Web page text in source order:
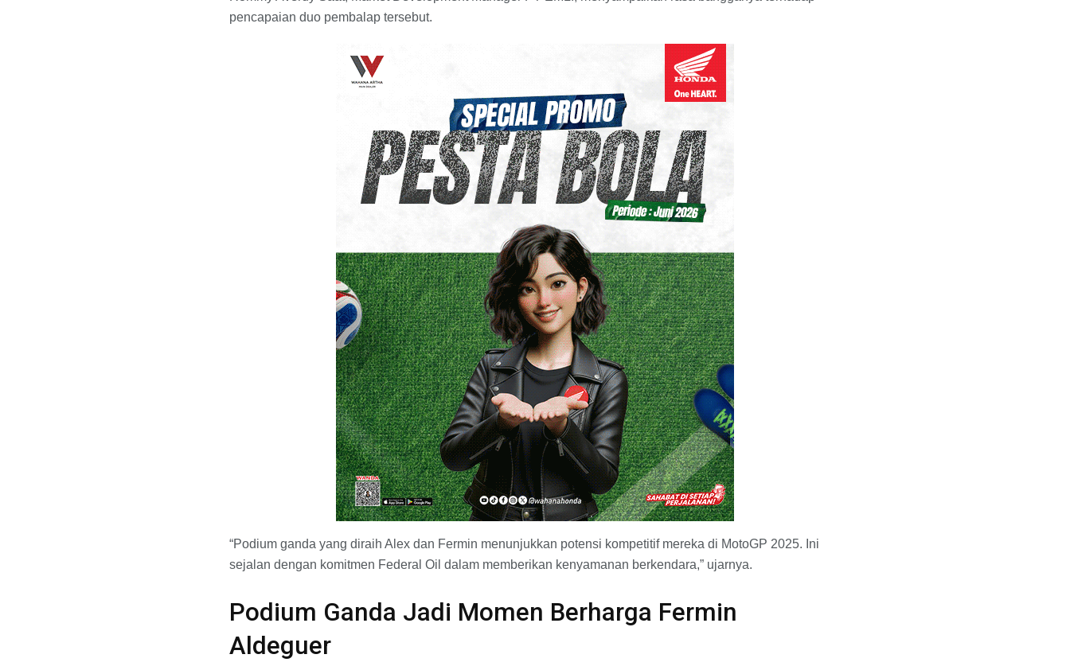
pencapaian duo pembalap tersebut.
“Podium ganda yang diraih Alex dan Fermin menunjukkan potensi kompetitif mereka di MotoGP 2025. Ini
sejalan dengan komitmen Federal Oil dalam memberikan kenyamanan berkendara,” ujarnya.
Podium Ganda Jadi Momen Berharga Fermin
Aldeguer